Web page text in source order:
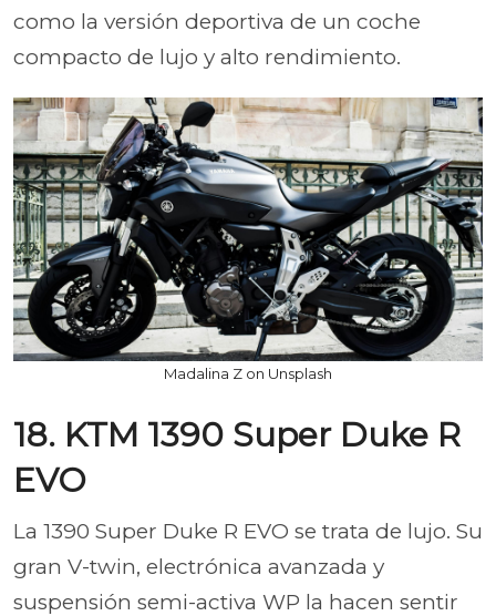
como la versión deportiva de un coche
compacto de lujo y alto rendimiento.
Madalina Z on Unsplash
18. KTM 1390 Super Duke R
EVO
La 1390 Super Duke R EVO se trata de lujo. Su
gran V-twin, electrónica avanzada y
suspensión semi-activa WP la hacen sentir